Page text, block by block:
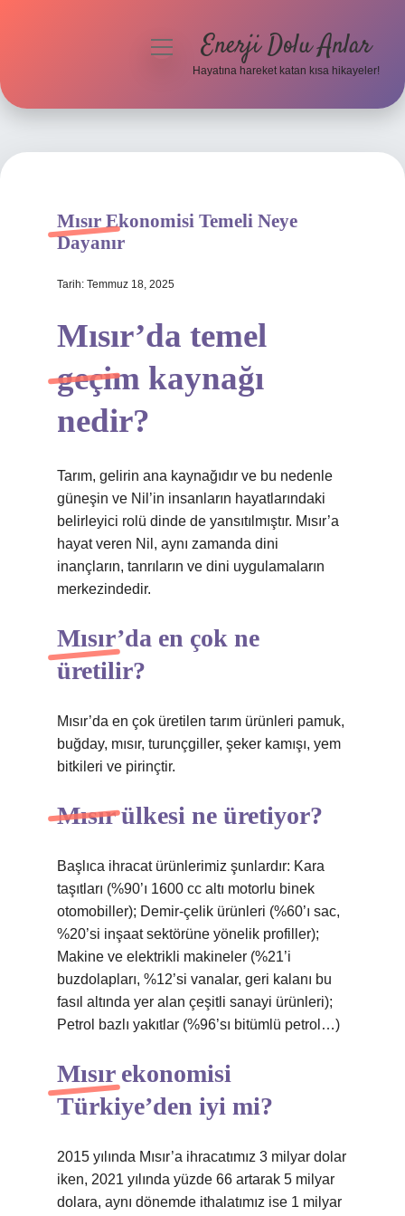
Hakkımızda
menüyüEnerji Dolu Anlar
Hayatına hareket katan kısa hikayeler!
Mısır Ekonomisi Temeli Neye
Dayanır
Tarih: Temmuz 18, 2025
Mısır’da temel
geçim kaynağı
nedir?
Tarım, gelirin ana kaynağıdır ve bu nedenle
güneşin ve Nil’in insanların hayatlarındaki
belirleyici rolü dinde de yansıtılmıştır. Mısır’a
hayat veren Nil, aynı zamanda dini
inançların, tanrıların ve dini uygulamaların
merkezindedir.
Mısır’da en çok ne
üretilir?
Mısır’da en çok üretilen tarım ürünleri pamuk,
buğday, mısır, turunçgiller, şeker kamışı, yem
bitkileri ve pirinçtir.
Mısır ülkesi ne üretiyor?
Başlıca ihracat ürünlerimiz şunlardır: Kara
taşıtları (%90’ı 1600 cc altı motorlu binek
otomobiller); Demir-çelik ürünleri (%60’ı sac,
%20’si inşaat sektörüne yönelik profiller);
Makine ve elektrikli makineler (%21’i
buzdolapları, %12’si vanalar, geri kalanı bu
fasıl altında yer alan çeşitli sanayi ürünleri);
Petrol bazlı yakıtlar (%96’sı bitümlü petrol…)
Mısır ekonomisi
Türkiye’den iyi mi?
2015 yılında Mısır’a ihracatımız 3 milyar dolar
iken, 2021 yılında yüzde 66 artarak 5 milyar
dolara, aynı dönemde ithalatımız ise 1 milyar